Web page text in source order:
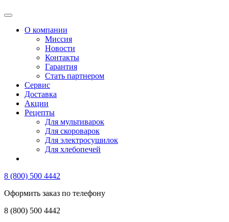
О компании
Миссия
Новости
Контакты
Гарантия
Стать партнером
Сервис
Доставка
Акции
Рецепты
Для мультиварок
Для скороварок
Для электросушилок
Для хлебопечей
8 (800) 500 4442
Оформить заказ по телефону
8 (800) 500 4442